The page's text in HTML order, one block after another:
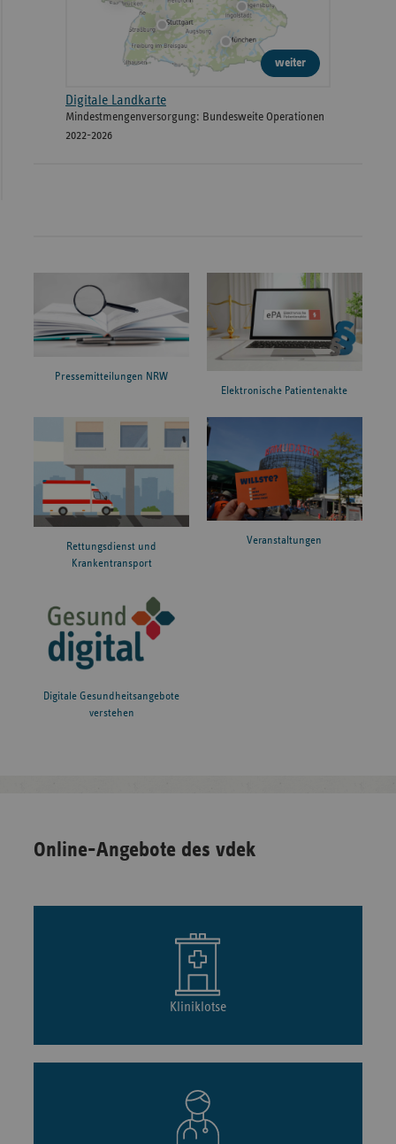
weiter
Digitale Landkarte
Mindestmengenversorgung: Bundesweite Operationen
2022-2026
Pressemitteilungen NRW
Elektronische Patientenakte
Rettungsdienst und
Krankentransport
Veranstaltungen
Digitale Gesundheitsangebote
verstehen
Online-Angebote des vdek
Kliniklotse